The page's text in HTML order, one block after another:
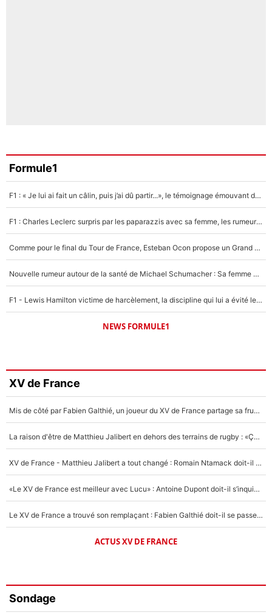
Formule1
F1 : « Je lui ai fait un câlin, puis j’ai dû partir...», le témoignage émouvant de Max Verstappen sur sa fille
F1 : Charles Leclerc surpris par les paparazzis avec sa femme, les rumeurs étaient vraies !
Comme pour le final du Tour de France, Esteban Ocon propose un Grand Prix de Formule 1 à Paris : «Autour de l’Arc de Triomphe, ce serait génial» !
Nouvelle rumeur autour de la santé de Michael Schumacher : Sa femme Corinna sort du silence
F1 - Lewis Hamilton victime de harcèlement, la discipline qui lui a évité le pire : «J'aurais probablement mal tourné»
NEWS FORMULE1
XV de France
Mis de côté par Fabien Galthié, un joueur du XV de France partage sa frustration : «ils ne me l’ont pas dit tout de suite»
La raison d'être de Matthieu Jalibert en dehors des terrains de rugby : «Ça m'atteint autant que si tu touches à un membre de ma famille»
XV de France - Matthieu Jalibert a tout changé : Romain Ntamack doit-il s’inquiéter pour sa place à un an de la Coupe du monde ?
«Le XV de France est meilleur avec Lucu» : Antoine Dupont doit-il s’inquiéter pour sa place ?
Le XV de France a trouvé son remplaçant : Fabien Galthié doit-il se passer d'Antoine Dupont ?
ACTUS XV DE FRANCE
Sondage